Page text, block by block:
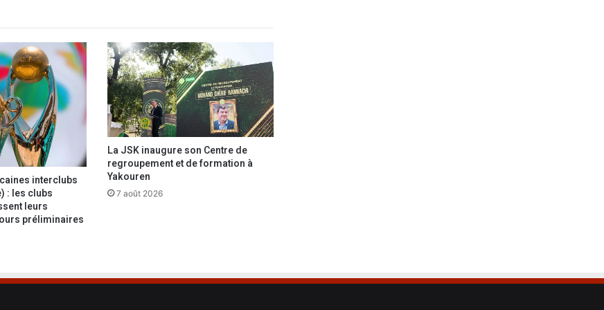
n
s
t
a
g
e
e
n
T
u
s
i
a
interclubs
: les clubs
leurs
préliminaires
La JSK inaugure son Centre de
regroupement et de formation à
Yakouren
7 août 2026